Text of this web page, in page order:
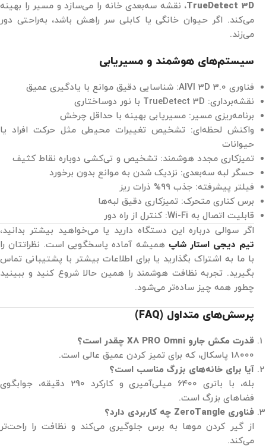
TrueDetect 3D، نقشه سه‌بعدی خانه را می‌سازد و مسیر را بهینه
می‌کند. اگر حیوان خانگی یا کابلی سر راهش باشد، به‌راحتی دور
می‌زند.
سیستم‌های هوشمند و مسیریابی
فناوری AIVI 3D 3.0: شناسایی دقیق موانع با یادگیری عمیق
نقشه‌برداری: TrueDetect 3D با نور دوساختاری
برنامه‌ریزی مسیر: مسیریابی بهینه با حداقل چرخش
واکنش لحظه‌ای: تشخیص تغییرات محیطی مثل حرکت افراد یا
حیوانات
تمیزکاری مجدد هوشمند: تشخیص و تی‌کشی دوباره نقاط کثیف
حسگر لبه سه‌بعدی: نزدیک شدن به موانع بدون برخورد
فیلتر پیشرفته: جذب 99% ذرات ریز
برس کناری متحرک: تمیزکاری دقیق لبه‌ها
قابلیت اتصال به Wi-Fi: کنترل از راه دور
اگر سوالی درباره این دستگاه دارید یا می‌خواهید بیشتر بدانید،
تیم دیجی استار شاپ همیشه آماده پاسخگویی است. نظراتتان را
با ما به اشتراک بگذارید یا برای اطلاعات بیشتر با پشتیبانی تماس
بگیرید. تجربه نظافت هوشمند را همین حالا شروع کنید و ببینید
چطور همه چیز ساده‌تر می‌شود.
پرسش‌های متداول (FAQ )
قدرت مکش جارو X8 PRO Omni
چقدر است؟
18000 پاسکال، که برای تمیز کردن عمیق عالی است.
آیا برای خانه‌های بزرگ مناسب است؟
بله، با باتری 6400 میلی‌آمپری و کارکرد 290 دقیقه، جوابگوی
فضاهای بزرگ است.
فناوری ZeroTangle
چه کاربردی دارد؟
از گیر کردن موها به برس جلوگیری می‌کند و نظافت را راحت‌تر
می‌کند.